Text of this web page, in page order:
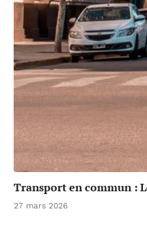
Transport en commun :
27 mars 2026